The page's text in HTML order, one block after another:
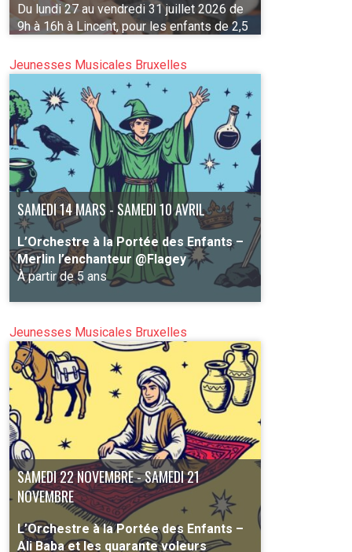
Du lundi 27 au vendredi 31 juillet 2026 de
9h à 16h à Lincent, pour les enfants de 2,5
PLUS D'INFO
Jeunesses Musicales Bruxelles
SAMEDI 14 MARS - SAMEDI 10 AVRIL
L’Orchestre à la Portée des Enfants –
Merlin l’enchanteur @Flagey
À partir de 5 ans
PLUS D'INFO
Jeunesses Musicales Bruxelles
SAMEDI 22 NOVEMBRE - SAMEDI 21
NOVEMBRE
L’Orchestre à la Portée des Enfants –
Ali Baba et les quarante voleurs